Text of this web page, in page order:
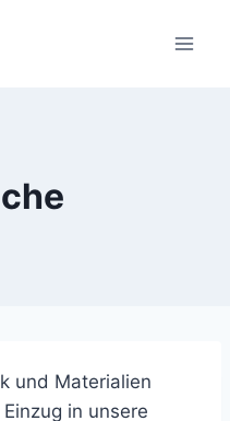
und Materialien
in unsere